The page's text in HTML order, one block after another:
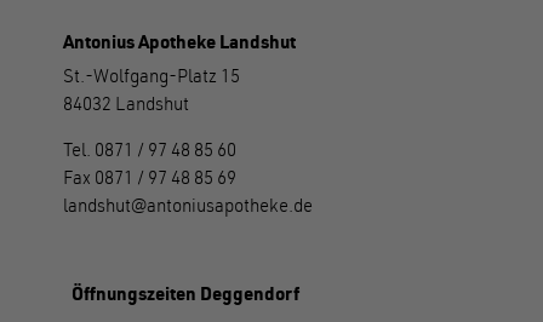
Antonius Apotheke Landshut
St.-Wolfgang-Platz 15
84032 Landshut
Tel. 0871 / 97 48 85 60
Fax 0871 / 97 48 85 69
landshut
antoniusapotheke.de
Öffnungszeiten Deggendorf